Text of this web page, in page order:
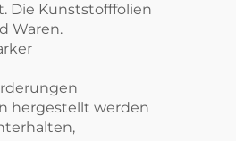
Die Kunststofffolien
Waren.
hergestellt werden